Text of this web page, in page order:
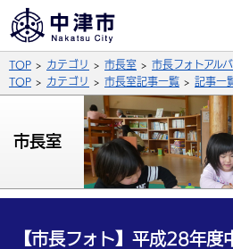
背景色
青
文字の大き
拡大 標準
公式SNS
X (Twitter)
サイト内検索
総合メニュー
TOP カテゴリ 市長室 市長フォトアル
TOP
カテゴリ 市長室記事一覧 記事一
市長室
【市長フォト】平成28年度